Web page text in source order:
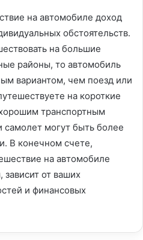
на автомобиле доход
обстоятельств.
на большие
районы, то автомобиль
вариантом, чем поезд или
на короткие
транспортным
могут быть более
В конечном счете,
на автомобиле
от ваших
и финансовых